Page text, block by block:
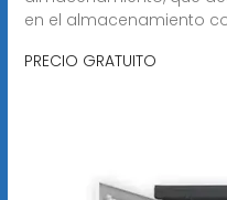
en el almacenamiento
PRECIO GRATUITO